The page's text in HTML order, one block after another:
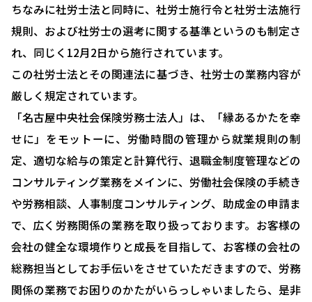
採用コンサルティング
人事評価制度について
確定拠出型年金について
社会保険・給与計算について
労務システム管理について
お客様の声
ブログ＆ニュース
会社概要
お問い合わせ・相談予約
ちなみに社労士法と同時に、社労士施行令と社労士法施行
規則、および社労士の選考に関する基準というのも制定さ
れ、同じく12月2日から施行されています。
この社労士法とその関連法に基づき、社労士の業務内容が
厳しく規定されています。
「名古屋中央社会保険労務士法人」は、「縁あるかたを幸
せに」をモットーに、労働時間の管理から就業規則の制
定、適切な給与の策定と計算代行、退職金制度管理などの
コンサルティング業務をメインに、労働社会保険の手続き
や労務相談、人事制度コンサルティング、助成金の申請ま
で、広く労務関係の業務を取り扱っております。お客様の
会社の健全な環境作りと成長を目指して、お客様の会社の
総務担当としてお手伝いをさせていただきますので、労務
関係の業務でお困りのかたがいらっしゃいましたら、是非